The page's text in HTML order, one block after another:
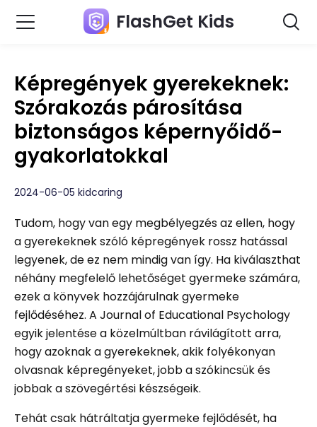
FlashGet Kids
Képregények gyerekeknek:
Szórakozás párosítása
biztonságos képernyőidő-
gyakorlatokkal
2024-06-05 kidcaring
Tudom, hogy van egy megbélyegzés az ellen, hogy
a gyerekeknek szóló képregények rossz hatással
legyenek, de ez nem mindig van így. Ha kiválaszthat
néhány megfelelő lehetőséget gyermeke számára,
ezek a könyvek hozzájárulnak gyermeke
fejlődéséhez. A Journal of Educational Psychology
egyik jelentése a közelmúltban rávilágított arra,
hogy azoknak a gyerekeknek, akik folyékonyan
olvasnak képregényeket, jobb a szókincsük és
jobbak a szövegértési készségeik.
Tehát csak hátráltatja gyermeke fejlődését, ha